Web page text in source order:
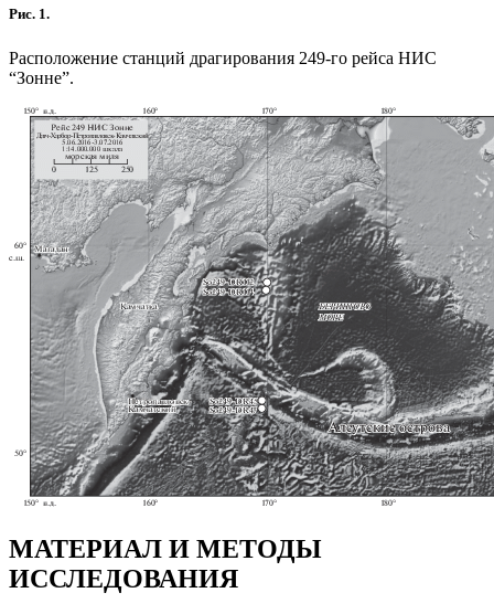
Рис. 1.
Расположение станций драгирования 249-го рейса НИС
“Зонне”.
МАТЕРИАЛ И МЕТОДЫ
ИССЛЕДОВАНИЯ